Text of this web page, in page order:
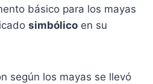
básico para los mayas
simbólico en su
según los mayas se llevó